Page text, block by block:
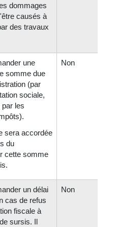
dommages
causés à
des travaux
une
somme due
(par
sociale,
les
sera accordée
du
cette somme
Non
un délai
cas de refus
fiscale à
sursis. Il
Non